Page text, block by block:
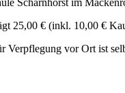
25,00 € (inkl. 10,00 €
vor Ort ist